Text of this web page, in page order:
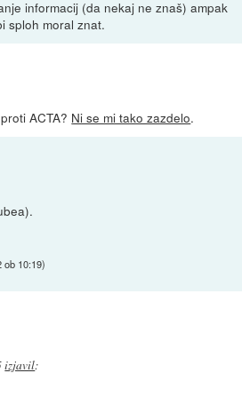
informacij (da nekaj ne znaš) ampak
sploh moral znat.
ACTA? Ni se mi tako zazdelo.
ob 10:19)
izjavil: